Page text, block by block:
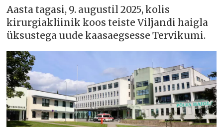
Aasta tagasi, 9. augustil 2025, kolis
kirurgiakliinik koos teiste Viljandi haigla
üksustega uude kaasaegsesse Tervikumi.